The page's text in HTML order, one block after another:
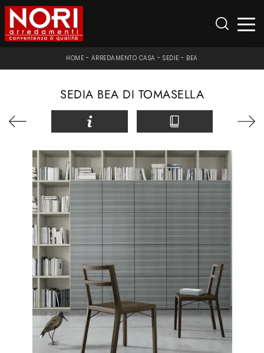
HOME - ARREDAMENTO CASA -SEDIE - BEA
SEDIA BEA DI TOMASELLA